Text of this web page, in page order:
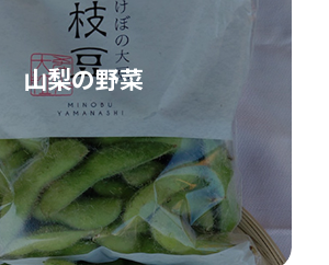
山梨の野菜